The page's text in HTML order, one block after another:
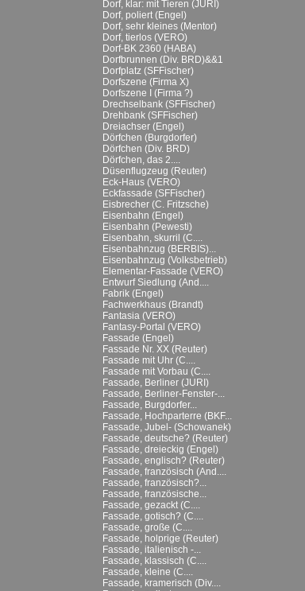
Dorf, klar: mit Tieren (JURI)
Dorf, poliert (Engel)
Dorf, sehr kleines (Mentor)
Dorf, tierlos (VERO)
Dorf-BK 2360 (HABA)
Dorfbrunnen (Div. BRD)&&1
Dorfplatz (SFFischer)
Dorfszene (Firma X)
Dorfszene I (Firma ?)
Drechselbank (SFFischer)
Drehbank (SFFischer)
Dreiachser (Engel)
Dörfchen (Burgdorfer)
Dörfchen (Div. BRD)
Dörfchen, das 2....
Düsenflugzeug (Reuter)
Eck-Haus (VERO)
Eckfassade (SFFischer)
Eisbrecher (C. Fritzsche)
Eisenbahn (Engel)
Eisenbahn (Pewesti)
Eisenbahn, skurril (C....
Eisenbahnzug (BERBIS)...
Eisenbahnzug (Volksbetrieb)
Elementar-Fassade (VERO)
Entwurf Siedlung (And....
Fabrik (Engel)
Fachwerkhaus (Brandt)
Fantasia (VERO)
Fantasy-Portal (VERO)
Fassade (Engel)
Fassade Nr. XX (Reuter)
Fassade mit Uhr (C....
Fassade mit Vorbau (C....
Fassade, Berliner (JURI)
Fassade, Berliner-Fenster-...
Fassade, Burgdorfer...
Fassade, Hochparterre (BKF...
Fassade, Jubel- (Schowanek)
Fassade, deutsche? (Reuter)
Fassade, dreieckig (Engel)
Fassade, englisch? (Reuter)
Fassade, französisch (And....
Fassade, französisch?...
Fassade, französische...
Fassade, gezackt (C....
Fassade, gotisch? (C....
Fassade, große (C....
Fassade, holprige (Reuter)
Fassade, italienisch -...
Fassade, klassisch (C....
Fassade, kleine (C....
Fassade, kramerisch (Div....